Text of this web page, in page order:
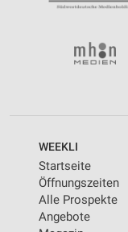
WEEKLI
Startseite
Öffnungszeiten
Alle Prospekte
Angebote